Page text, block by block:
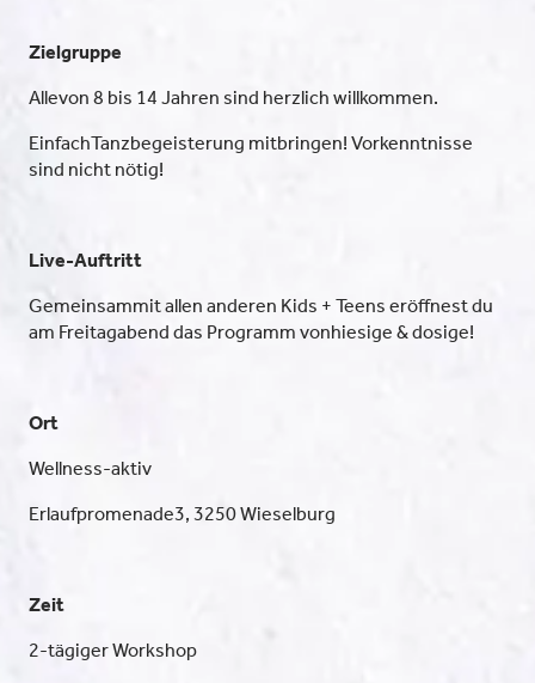
Zielgruppe
Allevon 8 bis 14 Jahren sind herzlich willkommen.
EinfachTanzbegeisterung mitbringen! Vorkenntnisse
sind nicht nötig!
Live-Auftritt
Gemeinsammit allen anderen Kids + Teens eröffnest du
am Freitagabend das Programm vonhiesige & dosige!
Ort
Wellness-aktiv
Erlaufpromenade3, 3250 Wieselburg
Zeit
2-tägiger Workshop